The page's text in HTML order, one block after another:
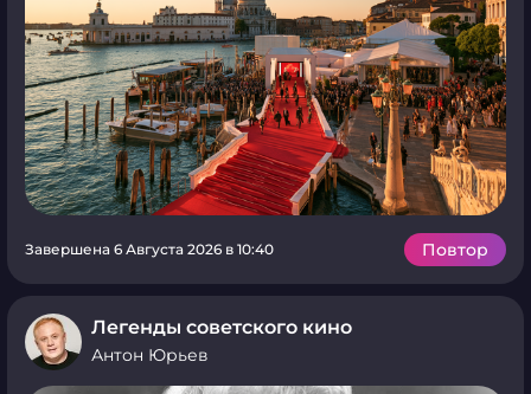
Завершена 6 Августа 2026 в 10:40 Повтор
Легенды советского кино
Антон Юрьев